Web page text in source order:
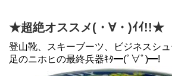
★超絶オススメ(・∀・)ｲｲ!!★
登山靴、スキーブーツ、ビジネスシュ
足のニホヒの最終兵器ｷﾀ━(ﾟ∀ﾟ)━!